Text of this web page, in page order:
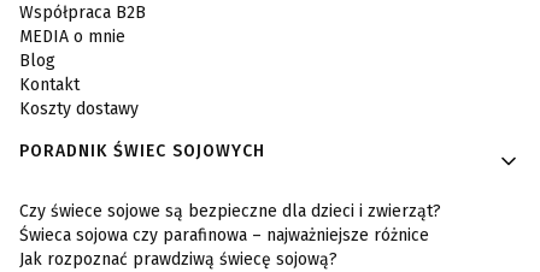
Współpraca B2B
MEDIA o mnie
Blog
Kontakt
Koszty dostawy
PORADNIK ŚWIEC SOJOWYCH
Czy świece sojowe są bezpieczne dla dzieci i zwierząt?
Świeca sojowa czy parafinowa – najważniejsze różnice
Jak rozpoznać prawdziwą świecę sojową?